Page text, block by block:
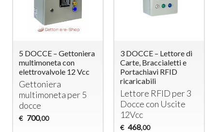
5 DOCCE – Gettoniera
multimoneta con
elettrovalvole 12 Vcc
Gettoniera
multimoneta per 5
docce
€ 700,00
3 DOCCE – Lettore di
Carte, Braccialetti e
Portachiavi RFID
ricaricabili
Lettore RFID per 3
Docce con Uscite
12Vcc
€ 468,00